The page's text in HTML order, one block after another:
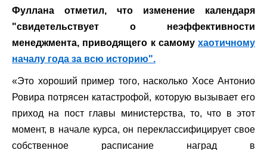
Фуллана отметил, что изменение календаря
"свидетельствует о неэффективности
менеджмента, приводящего к самому хаотичному
началу года за всю историю".
«Это хороший пример того, насколько Хосе Антонио
Ровира потрясен катастрофой, которую вызывает его
приход на пост главы министерства, то, что в этот
момент, в начале курса, он переклассифицирует свое
собственное расписание наград в